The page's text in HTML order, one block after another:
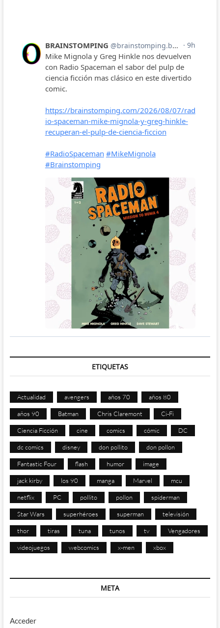
ETIQUETAS
Actualidad avengers años 70 años 80
años 90 Batman Chris Claremont Ci-Fi
Ciencia Ficción cine comics cómic DC
dc comics disney don pollito don pollon
Fantastic Four flash humor image
jack kirby los 90 manga Marvel mcu
netflix PC pollito pollon spiderman
Star Wars superhéroes superman televisión
thor tiras tuna tunos tv Vengadores
videojuegos webcomics x-men xbox
META
Acceder